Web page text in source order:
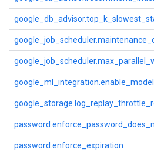
password.enforce_expiration